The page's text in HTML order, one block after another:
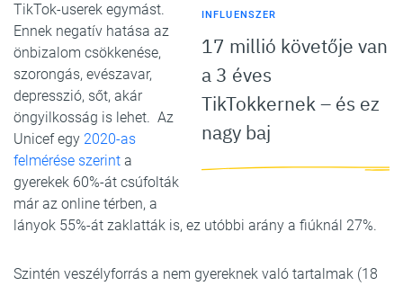
INFLUENSZER
17 millió követője van
a 3 éves
TikTokkernek – és ez
nagy baj
TikTok-userek egymást.
Ennek negatív hatása az
önbizalom csökkenése,
szorongás, evészavar,
depresszió, sőt, akár
öngyilkosság is lehet. Az
Unicef egy 2020-as
felmérése szerint a
gyerekek 60%-át csúfolták
már az online térben, a
lányok 55%-át zaklatták is, ez utóbbi arány a fiúknál 27%.
Szintén veszélyforrás a nem gyereknek való tartalmak (18